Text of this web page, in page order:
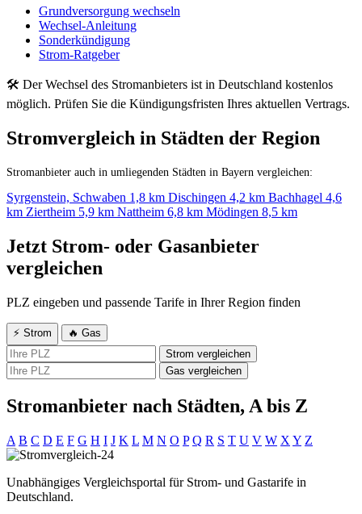
Grundversorgung wechseln
Wechsel-Anleitung
Sonderkündigung
Strom-Ratgeber
🛠 Der Wechsel des Stromanbieters ist in Deutschland kostenlos
möglich. Prüfen Sie die Kündigungsfristen Ihres aktuellen Vertrags.
Stromvergleich in Städten der Region
Stromanbieter auch in umliegenden Städten in Bayern vergleichen:
Syrgenstein, Schwaben 1,8 km Dischingen 4,2 km Bachhagel 4,6
km Ziertheim 5,9 km Nattheim 6,8 km Mödingen 8,5 km
Jetzt Strom- oder Gasanbieter
vergleichen
PLZ eingeben und passende Tarife in Ihrer Region finden
⚡ Strom
🔥 Gas
Strom vergleichen
Gas vergleichen
Stromanbieter nach Städten, A bis Z
A B C D E F G H I J K L M N O P Q R S T U V W X Y Z
Unabhängiges Vergleichsportal für Strom- und Gastarife in
Deutschland.